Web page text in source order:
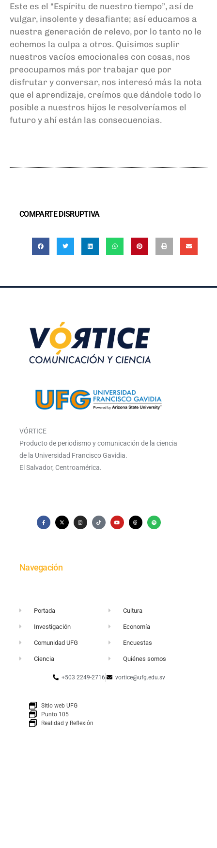
Este es el “Espíritu de nuestro tiempo”, así de
vulgar, insolente y desafiante; así educamos a
nuestra generación de relevo, por lo tanto no le
echemos la culpa a otros. Quisimos suplir
nuestros vacíos emocionales con cosas, nos
preocupamos más por trabajar que por
disfrutar y conversar, nos interesó más la nota
que el aprendizaje, creímos que dándole todo lo
posible a nuestros hijos le resolveríamos el
futuro y ahí están las consecuencias.
COMPARTE DISRUPTIVA
VÓRTICE
Producto de periodismo y comunicación de la ciencia
de la Universidad Francisco Gavidia.
El Salvador, Centroamérica.
Navegación
Portada
Investigación
Comunidad UFG
Ciencia
Cultura
Economía
Encuestas
Quiénes somos
+503 2249-2716 vortice@ufg.edu.sv
Sitio web UFG
Punto 105
Realidad y Reflexión